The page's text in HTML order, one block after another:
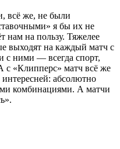
всё же, не были
я бы их не
нам на пользу. Тяжелее
выходят на каждый матч с
с ними — всегда спорт,
с «Клипперс» матч всё же
абсолютно
комбинациями. А матчи